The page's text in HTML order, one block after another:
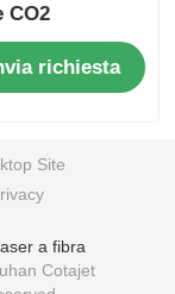
CO2
30W 40W
richiesta
Site
a fibra
Cotajet